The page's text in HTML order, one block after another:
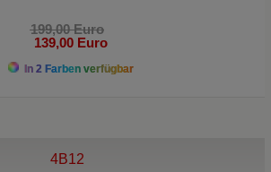
199,00 Euro
139,00 Euro
In 2 Farben verfügbar
4B12